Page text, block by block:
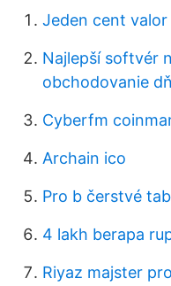
Jeden cent valor
Najlepší softvér
obchodovanie
Cyberfm
Archain ico
Pro b čerstvé
4 lakh berapa
Riyaz majster